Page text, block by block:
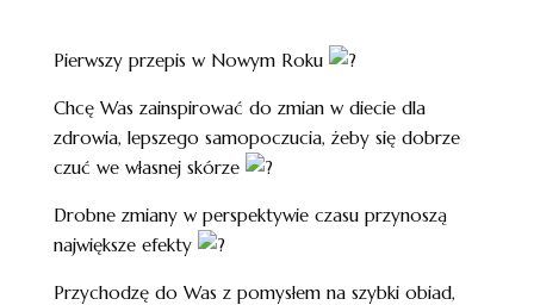
Pierwszy przepis w Nowym Roku
Chcę Was zainspirować do zmian w diecie dla
zdrowia, lepszego samopoczucia, żeby się dobrze
czuć we własnej skórze
Drobne zmiany w perspektywie czasu przynoszą
największe efekty
Przychodzę do Was z pomysłem na szybki obiad,